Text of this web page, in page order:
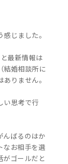
じました。
最新情報は
結婚相談所に
りません。
い思考で行
んばるのはか
なお相手を選
がゴールだと